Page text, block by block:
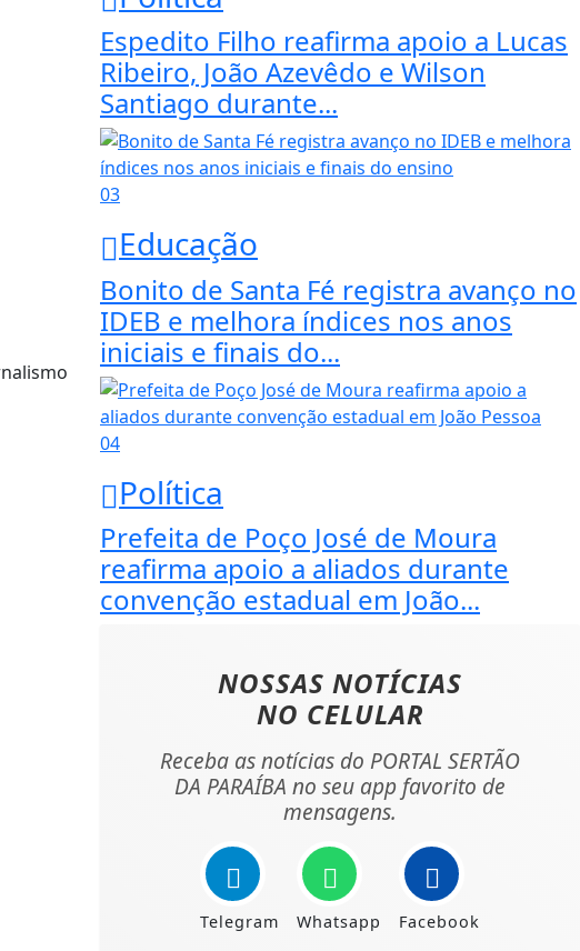
Espedito Filho reafirma apoio a Lucas
Ribeiro, João Azevêdo e Wilson
Santiago durante...
03
Educação
Bonito de Santa Fé registra avanço no
IDEB e melhora índices nos anos
iniciais e finais do...
04
Política
Prefeita de Poço José de Moura
reafirma apoio a aliados durante
convenção estadual em João...
NOSSAS NOTÍCIAS
NO CELULAR
Receba as notícias do PORTAL SERTÃO
DA PARAÍBA no seu app favorito de
mensagens.
Telegram Whatsapp Facebook